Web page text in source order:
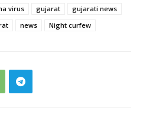
virus gujarat
gujarati news
news Night curfew